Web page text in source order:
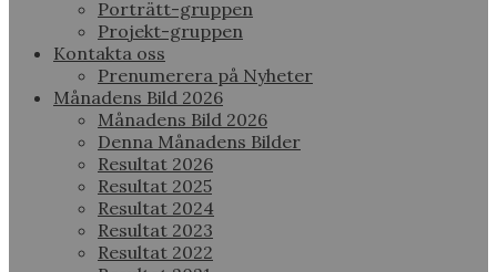
Porträtt-gruppen
Projekt-gruppen
Kontakta oss
Prenumerera på Nyheter
Månadens Bild 2026
Månadens Bild 2026
Denna Månadens Bilder
Resultat 2026
Resultat 2025
Resultat 2024
Resultat 2023
Resultat 2022